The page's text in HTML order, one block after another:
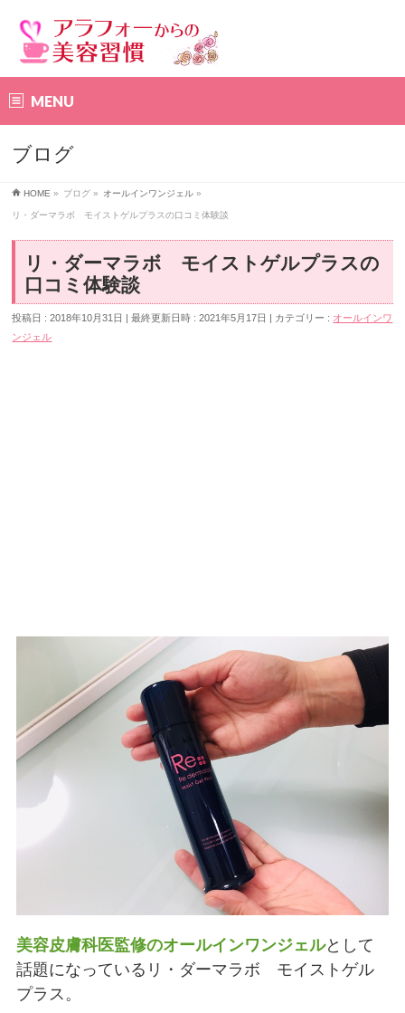
MENU
ブログ
HOME » ブログ » オールインワンジェル »
リ・ダーマラボ モイストゲルプラスの口コミ体験談
リ・ダーマラボ モイストゲルプラスの
口コミ体験談
投稿日 : 2018年10月31日 最終更新日時 : 2021年5月17日 カテゴリー : オールインワ
ンジェル
美容皮膚科医監修のオールインワンジェルとして
話題になっているリ・ダーマラボ モイストゲル
プラス。